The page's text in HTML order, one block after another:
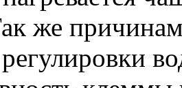
же